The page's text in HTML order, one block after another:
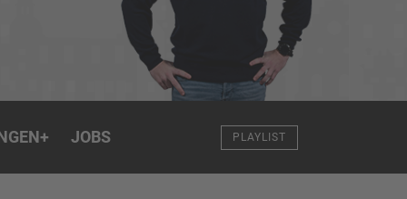
+ JOBS PLAYLIST